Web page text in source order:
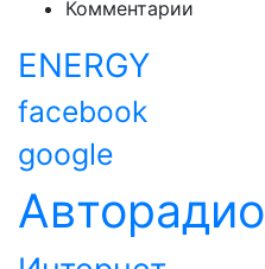
Комментарии
ENERGY
facebook
google
Авторадио